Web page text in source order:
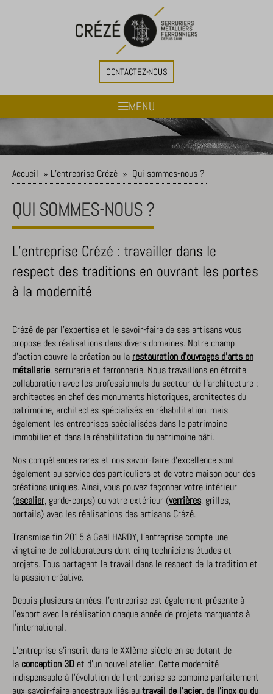
CONTACTEZ-NOUS
MENU
Accueil » L’entreprise Crézé » Qui sommes-nous ?
QUI SOMMES-NOUS ?
L’entreprise Crézé : travailler dans le
respect des traditions en ouvrant les portes
à la modernité
Crézé de par l’expertise et le savoir-faire de ses artisans vous
propose des réalisations dans divers domaines. Notre champ
d’action couvre la création ou la restauration d’ouvrages d’arts en
métallerie, serrurerie et ferronnerie. Nous travaillons en étroite
collaboration avec les professionnels du secteur de l’architecture :
architectes en chef des monuments historiques, architectes du
patrimoine, architectes spécialisés en réhabilitation, mais
également les entreprises spécialisées dans le patrimoine
immobilier et dans la réhabilitation du patrimoine bâti.
Nos compétences rares et nos savoir-faire d’excellence sont
également au service des particuliers et de votre maison pour des
créations uniques. Ainsi, vous pouvez façonner votre intérieur
(escalier, garde-corps) ou votre extérieur (verrières, grilles,
portails) avec les réalisations des artisans Crézé.
Transmise fin 2015 à Gaël HARDY, l’entreprise compte une
vingtaine de collaborateurs dont cinq techniciens études et
projets. Tous partagent le travail dans le respect de la tradition et
la passion créative.
Depuis plusieurs années, l’entreprise est également présente à
l’export avec la réalisation chaque année de projets marquants à
l'international.
L’entreprise s’inscrit dans le XXIème siècle en se dotant de
la conception 3D et d’un nouvel atelier. Cette modernité
indispensable à l’évolution de l’entreprise se combine parfaitement
aux savoir-faire ancestraux liés autravail de l’acier, de l’inox ou du